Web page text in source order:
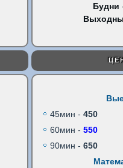
Будни
45мин - 450
60мин - 550
90мин - 650